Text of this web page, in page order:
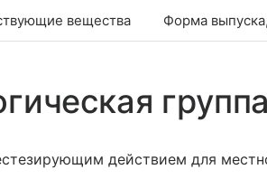
вещества Форма выпуска,
группа
действием для